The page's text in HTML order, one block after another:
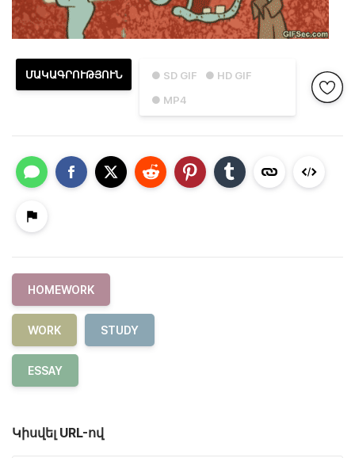
● SD GIF
● HD GIF
● MP4
ՄԱԿԱԳՐՈՒԹՅՈՒՆ
HOMEWORK
WORK STUDY
ESSAY
Կիսվել URL-ով